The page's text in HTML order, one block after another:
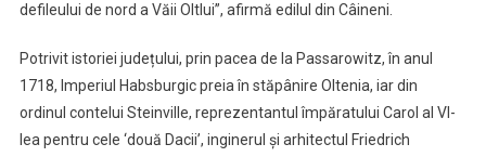
defileului de nord a Văii Oltlui”, afirmă edilul din Câineni.
Potrivit istoriei județului, prin pacea de la Passarowitz, în anul
1718, Imperiul Habsburgic preia în stăpânire Oltenia, iar din
ordinul contelui Steinville, reprezentantul împăratului Carol al VI-
lea pentru cele ‘două Dacii’, inginerul și arhitectul Friedrich